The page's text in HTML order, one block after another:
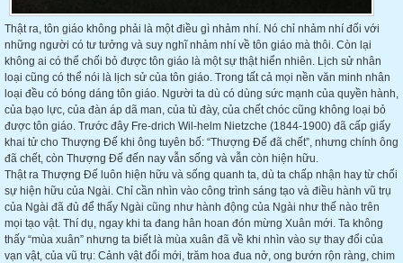
Thật ra, tôn giáo không phải là một điều gì nhảm nhí. Nó chỉ nhảm nhí đối với
những người có tư tưởng và suy nghĩ nhảm nhí về tôn giáo mà thôi. Còn lại
không ai có thể chối bỏ được tôn giáo là một sự thật hiển nhiên. Lịch sử nhân
loại cũng có thể nói là lịch sử của tôn giáo. Trong tất cả mọi nền văn minh nhân
loại đều có bóng dáng tôn giáo. Người ta dù có dùng sức mạnh của quyền hành,
của bạo lực, của đàn áp dã man, của tù đày, của chết chóc cũng không loại bỏ
được tôn giáo. Trước đây Fre-drich Wil-helm Nietzche (1844-1900) đã cấp giấy
khai tử cho Thượng Đế khi ông tuyên bố: “Thượng Đế đã chết”, nhưng chính ông
đã chết, còn Thượng Đế đến nay vẫn sống và vẫn còn hiện hữu.
Thật ra Thượng Đế luôn hiện hữu và sống quanh ta, dù ta chấp nhận hay từ chối
sự hiện hữu của Ngài. Chỉ cần nhìn vào công trình sáng tạo và điều hành vũ trụ
của Ngài đã đủ để thấy Ngài cũng như hành động của Ngài như thế nào trên
mọi tạo vật. Thí dụ, ngay khi ta đang hân hoan đón mừng Xuân mới. Ta không
thấy “mùa xuân” nhưng ta biết là mùa xuân đã về khi nhìn vào sự thay đổi của
vạn vật, của vũ trụ: Cảnh vật đổi mới, trăm hoa đua nở, ong bướn rộn ràng, chim